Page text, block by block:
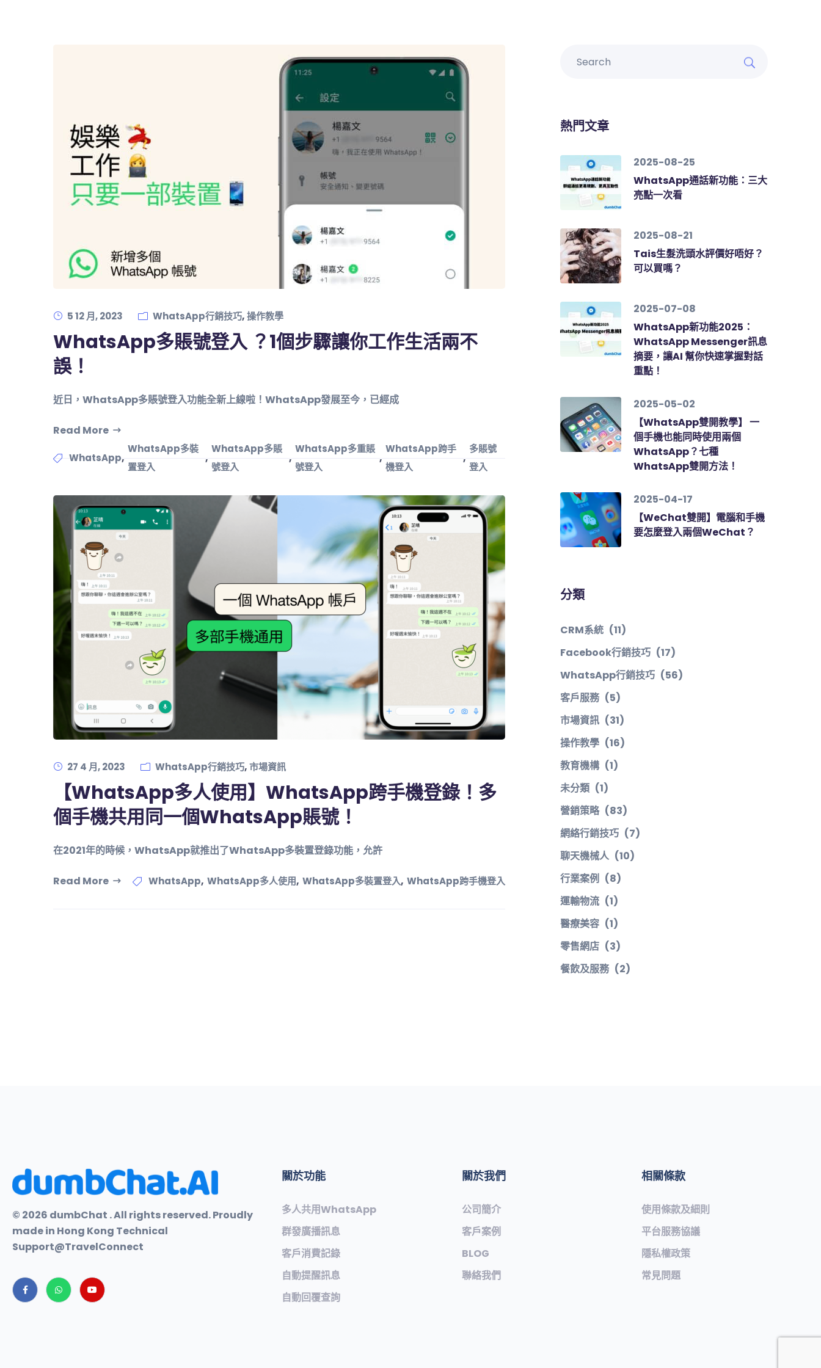
5 12 月, 2023 WhatsApp行銷技巧,操作教學
WhatsApp多賬號登入 ？1個步驟讓你工作生活兩不
誤！
近日，WhatsApp多賬號登入功能全新上線啦！WhatsApp發展至今，已經成
Read More
WhatsApp,
WhatsApp多裝
置登入
,
WhatsApp多賬
號登入
,
WhatsApp多重賬
號登入
,
WhatsApp跨手
機登入
,
多賬號
登入
27 4 月, 2023 WhatsApp行銷技巧,市場資訊
【WhatsApp多人使用】WhatsApp跨手機登錄！多
個手機共用同一個WhatsApp賬號！
在2021年的時候，WhatsApp就推出了WhatsApp多裝置登錄功能，允許
Read More WhatsApp, WhatsApp多人使用, WhatsApp多裝置登入, WhatsApp跨手機登入
熱門文章
2025-08-25
WhatsApp通話新功能：三大
亮點一次看
2025-08-21
Tais生髮洗頭水評價好唔好？
可以買嗎？
2025-07-08
WhatsApp新功能2025：
WhatsApp Messenger訊息
摘要，讓AI 幫你快速掌握對話
重點！
2025-05-02
【WhatsApp雙開教學】 一
個手機也能同時使用兩個
WhatsApp？七種
WhatsApp雙開方法！
2025-04-17
【WeChat雙開】電腦和手機
要怎麼登入兩個WeChat？
分類
CRM系統 (11)
Facebook行銷技巧 (17)
WhatsApp行銷技巧 (56)
客戶服務 (5)
市場資訊 (31)
操作教學 (16)
教育機構 (1)
未分類 (1)
營銷策略 (83)
網絡行銷技巧 (7)
聊天機械人 (10)
行業案例 (8)
運輸物流 (1)
醫療美容 (1)
零售網店 (3)
餐飲及服務 (2)
© 2026 dumbChat . All rights reserved. Proudly
made in Hong Kong Technical
Support@TravelConnect
關於功能
多人共用WhatsApp
群發廣播訊息
客戶消費記錄
自動提醒訊息
自動回覆查詢
關於我們
公司簡介
客戶案例
BLOG
聯絡我們
相關條款
使用條款及細則
平台服務協議
隱私權政策
常見問題​